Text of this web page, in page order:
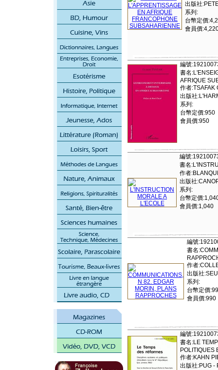
出版社
系列:
台幣定價
會員價
編號
書名
AFRIQUE
作者:TSAFAK
出版社
系列:
台幣定價:950
會員價:950
編號
書名
作者
出版社
系列:
台幣定價
會員價:1,040
編號
書名
作者
出版社
系列:
台幣定價
會員價:990
編號
書名:LE
POLITIQUES
作者:KAHN
出版社:PUG -